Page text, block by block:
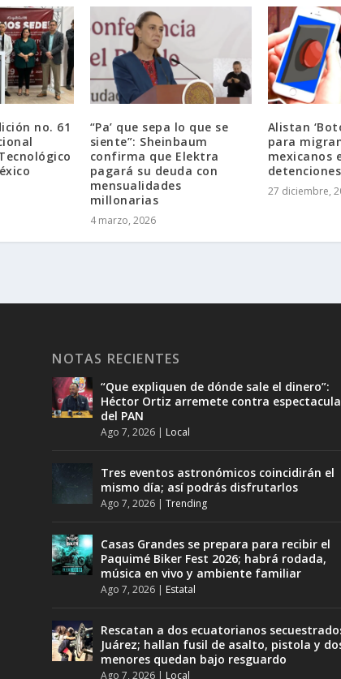
no. 61
“Pa’ que sepa lo que se
siente”: Sheinbaum
confirma que Elektra
pagará su deuda con
mensualidades
millonarias
4 marzo, 2026
Alistan
para
mexicanos
detenciones
27 diciembre,
NOTAS RECIENTES
“Que expliquen de dónde sale el dinero”:
Héctor Ortiz arremete contra
del PAN
Ago 7, 2026 | Local
Tres eventos astronómicos coincidirán el
mismo día; así podrás disfrutarlos
Ago 7, 2026 |Trending
Casas Grandes se prepara para recibir el
Paquimé Biker Fest 2026; habrá rodada,
música en vivo y ambiente familiar
Ago 7, 2026 | Estatal
Rescatan a dos ecuatorianos
Juárez; hallan fusil de asalto, pistola y
menores quedan bajo resguardo
Ago 7, 2026 | Local